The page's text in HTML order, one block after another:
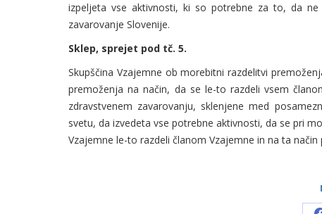
izpeljeta vse aktivnosti, ki so potrebne za to, da
zavarovanje Slovenije.
Sklep, sprejet pod tč. 5.
Skupščina Vzajemne ob morebitni razdelitvi
premoženja na način, da se le-to razdeli vsem
zdravstvenem zavarovanju, sklenjene med
svetu, da izvedeta vse potrebne aktivnosti, da se pri
Vzajemne le-to razdeli članom Vzajemne in na ta